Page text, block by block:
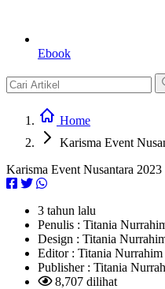
Ebook
Home
Karisma Event
Karisma Event Nusantara 2023
3 tahun lalu
Penulis : Titania
Design : Titania
Editor : Titania Nurrahim
Publisher : Titania
8,707 dilihat